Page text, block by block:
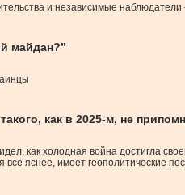
и независимые
майдан?”
как в 2025-м, не
как холодная война достигла
яснее, имеет геополитические